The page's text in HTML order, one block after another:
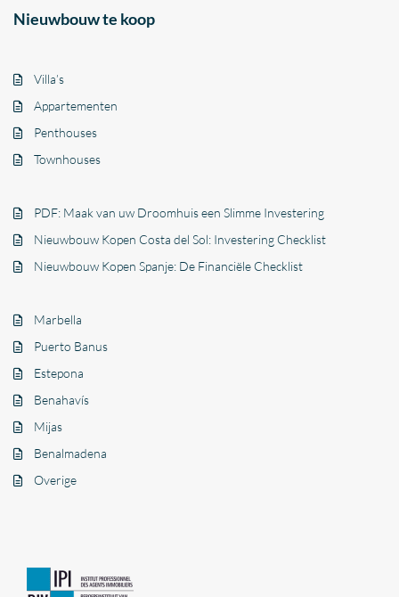
Nieuwbouw te koop
Villa’s
Appartementen
Penthouses
Townhouses
PDF: Maak van uw Droomhuis een Slimme Investering
Nieuwbouw Kopen Costa del Sol: Investering Checklist
Nieuwbouw Kopen Spanje: De Financiële Checklist
Marbella
Puerto Banus
Estepona
Benahavís
Mijas
Benalmadena
Overige